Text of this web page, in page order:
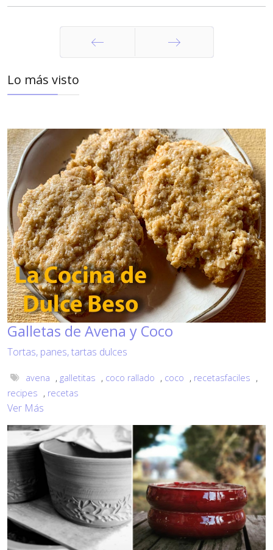
Lo más visto
Galletas de Avena y Coco
Tortas, panes, tartas dulces
avena , galletitas , coco rallado , coco , recetasfaciles ,
recipes , recetas
Ver Más